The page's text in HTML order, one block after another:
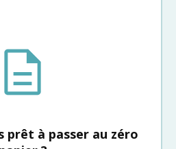
prêt à passer au zéro